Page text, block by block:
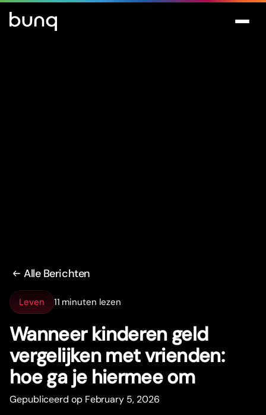
Alle Berichten
Leven 11 minuten lezen
Wanneer kinderen geld
vergelijken met vrienden:
hoe ga je hiermee om
Gepubliceerd op February 5, 2026